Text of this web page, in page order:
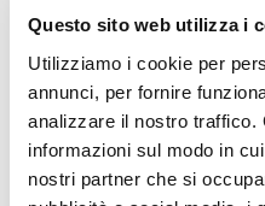
Questo sito web utilizza i
Utilizziamo i cookie per
annunci, per fornire
analizzare il nostro traffico.
informazioni sul modo in
nostri partner che si
Social
commerce:
canali
A questo punto ti starai